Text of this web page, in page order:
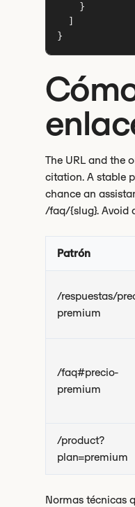
    }
  ]
}
The URL and the
citation. A stable
chance an
/faq/{slug}. Avoid
Patrón
/respuestas/
premium
/faq#precio-
premium
/product?
plan=premium
Normas técnicas